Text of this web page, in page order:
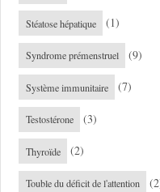
Stéatose hépatique (1)
Syndrome prémenstruel (9)
Système immunitaire (7)
Testostérone (3)
Thyroïde (2)
Touble du déficit de l'attention